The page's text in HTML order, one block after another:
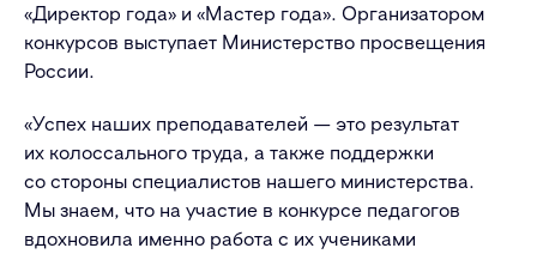
«Директор года» и «Мастер года». Организатором
конкурсов выступает Министерство просвещения
России.
«Успех наших преподавателей — это результат
их колоссального труда, а также поддержки
со стороны специалистов нашего министерства.
Мы знаем, что на участие в конкурсе педагогов
вдохновила именно работа с их учениками